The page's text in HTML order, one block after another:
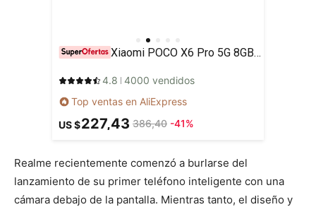
Xiaomi POCO X6 Pro 5G 8GB/256GB 12GB/512GB NFC EU Charger Global Version Teléfono móvil
4.8 4000 vendidos
Top ventas en AliExpress
US $227,43 386,40 -41%
Realme recientemente comenzó a burlarse del
lanzamiento de su primer teléfono inteligente con una
cámara debajo de la pantalla. Mientras tanto, el diseño y